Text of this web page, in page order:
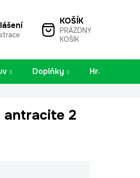
NÁKUPNÍ
KOŠÍK
PRÁZDNÝ
KOŠÍK
Doplňky Hračky
antracite 2